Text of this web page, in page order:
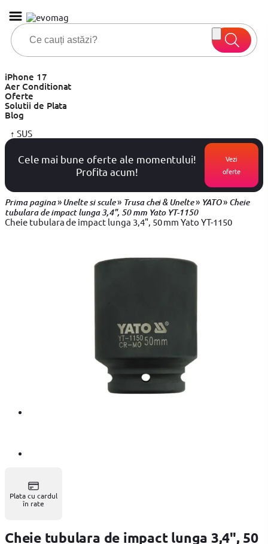
iPhone 17
Aer Conditionat
Oferte
Solutii de Plata
Blog
↑ SUS
Cele mai bune oferte ale momentului!
Profita acum!
Vezi
oferte
Prima pagina»Unelte si scule» Trusa chei & Unelte» YATO» Cheie
tubulara de impact lunga 3,4", 50 mm Yato YT-1150
Cheie tubulara de impact lunga 3,4", 50 mm Yato YT-1150
Plata cu cardul
în rate
Cheie tubulara de impact lunga 3,4", 50